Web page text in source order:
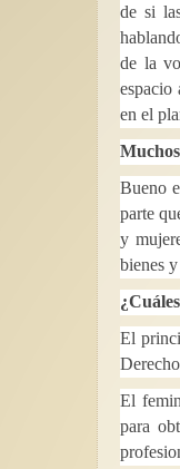
de si
de la
espacio
en el
Bueno
parte
y
bienes
El
El
para